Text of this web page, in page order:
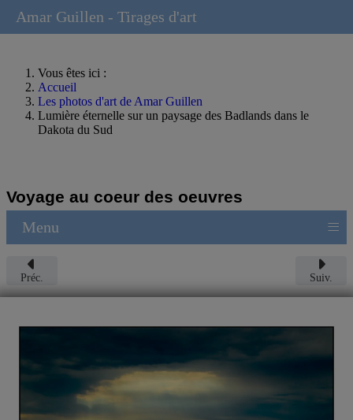
Vous êtes ici :
Accueil
Les photos d'art de Amar Guillen
Lumière éternelle sur un paysage des Badlands dans le
Dakota du Sud
Voyage au coeur des oeuvres
Menu ≡
Préc. Suiv.
Amar Guillen - Tirages d'art